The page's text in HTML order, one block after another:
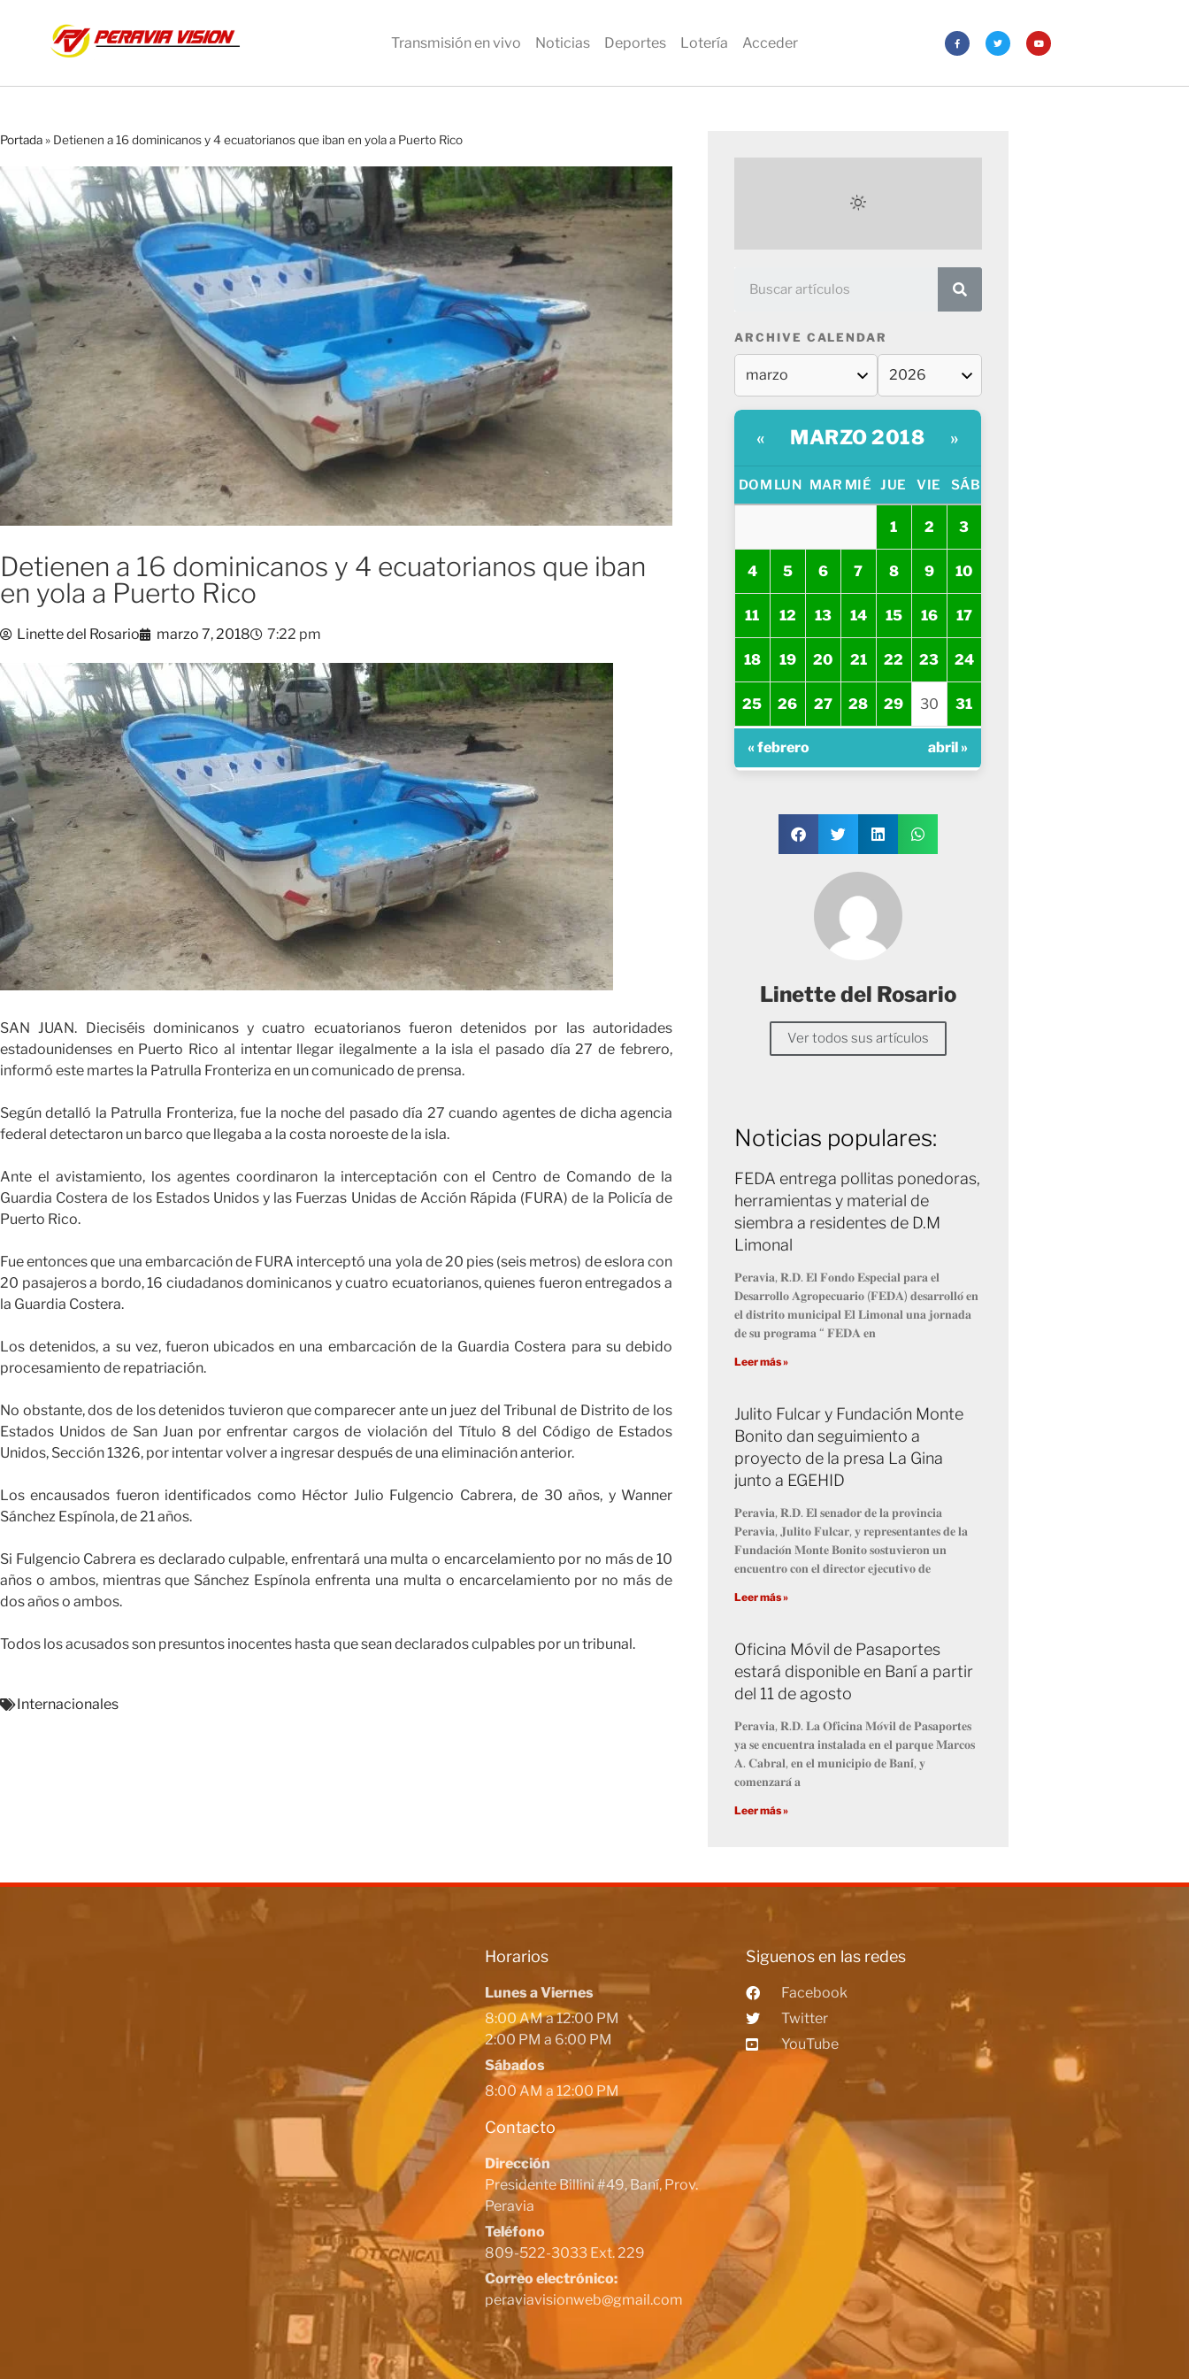
Transmisión en vivo Noticias Deportes Lotería Acceder
Portada» Detienen a 16 dominicanos y 4 ecuatorianos que iban en yola a Puerto Rico
Detienen a 16 dominicanos y 4 ecuatorianos que iban
en yola a Puerto Rico
Linette del Rosario marzo 7, 2018 7:22 pm
SAN JUAN. Dieciséis dominicanos y cuatro ecuatorianos fueron detenidos por las autoridades
estadounidenses en Puerto Rico al intentar llegar ilegalmente a la isla el pasado día 27 de febrero,
informó este martes la Patrulla Fronteriza en un comunicado de prensa.
Según detalló la Patrulla Fronteriza, fue la noche del pasado día 27 cuando agentes de dicha agencia
federal detectaron un barco que llegaba a la costa noroeste de la isla.
Ante el avistamiento, los agentes coordinaron la interceptación con el Centro de Comando de la
Guardia Costera de los Estados Unidos y las Fuerzas Unidas de Acción Rápida (FURA) de la Policía de
Puerto Rico.
Fue entonces que una embarcación de FURA interceptó una yola de 20 pies (seis metros) de eslora con
20 pasajeros a bordo, 16 ciudadanos dominicanos y cuatro ecuatorianos, quienes fueron entregados a
la Guardia Costera.
Los detenidos, a su vez, fueron ubicados en una embarcación de la Guardia Costera para su debido
procesamiento de repatriación.
No obstante, dos de los detenidos tuvieron que comparecer ante un juez del Tribunal de Distrito de los
Estados Unidos de San Juan por enfrentar cargos de violación del Título 8 del Código de Estados
Unidos, Sección 1326, por intentar volver a ingresar después de una eliminación anterior.
Los encausados fueron identificados como Héctor Julio Fulgencio Cabrera, de 30 años, y Wanner
Sánchez Espínola, de 21 años.
Si Fulgencio Cabrera es declarado culpable, enfrentará una multa o encarcelamiento por no más de 10
años o ambos, mientras que Sánchez Espínola enfrenta una multa o encarcelamiento por no más de
dos años o ambos.
Todos los acusados son presuntos inocentes hasta que sean declarados culpables por un tribunal.
Internacionales
ARCHIVE CALENDAR
« MARZO 2018 »
DOM LUN MAR MIÉ JUE VIE SÁB
1 2 3
4 5 6 7 8 9 10
11 12 13 14 15 16 17
18 19 20 21 22 23 24
25 26 27 28 29 30 31
« febrero abril »
Linette del Rosario
Ver todos sus artículos
Noticias populares:
FEDA entrega pollitas ponedoras,
herramientas y material de
siembra a residentes de D.M
Limonal
𝐏𝐞𝐫𝐚𝐯𝐢𝐚, 𝐑.𝐃. 𝐄𝐥 𝐅𝐨𝐧𝐝𝐨 𝐄𝐬𝐩𝐞𝐜𝐢𝐚𝐥 𝐩𝐚𝐫𝐚 𝐞𝐥
𝐃𝐞𝐬𝐚𝐫𝐫𝐨𝐥𝐥𝐨 𝐀𝐠𝐫𝐨𝐩𝐞𝐜𝐮𝐚𝐫𝐢𝐨 (𝐅𝐄𝐃𝐀) 𝐝𝐞𝐬𝐚𝐫𝐫𝐨𝐥𝐥𝐨́ 𝐞𝐧
𝐞𝐥 𝐝𝐢𝐬𝐭𝐫𝐢𝐭𝐨 𝐦𝐮𝐧𝐢𝐜𝐢𝐩𝐚𝐥 𝐄𝐥 𝐋𝐢𝐦𝐨𝐧𝐚𝐥 𝐮𝐧𝐚 𝐣𝐨𝐫𝐧𝐚𝐝𝐚
𝐝𝐞 𝐬𝐮 𝐩𝐫𝐨𝐠𝐫𝐚𝐦𝐚 “ 𝐅𝐄𝐃𝐀 𝐞𝐧
Leer más »
Julito Fulcar y Fundación Monte
Bonito dan seguimiento a
proyecto de la presa La Gina
junto a EGEHID
𝐏𝐞𝐫𝐚𝐯𝐢𝐚, 𝐑.𝐃. 𝐄𝐥 𝐬𝐞𝐧𝐚𝐝𝐨𝐫 𝐝𝐞 𝐥𝐚 𝐩𝐫𝐨𝐯𝐢𝐧𝐜𝐢𝐚
𝐏𝐞𝐫𝐚𝐯𝐢𝐚, 𝐉𝐮𝐥𝐢𝐭𝐨 𝐅𝐮𝐥𝐜𝐚𝐫, 𝐲 𝐫𝐞𝐩𝐫𝐞𝐬𝐞𝐧𝐭𝐚𝐧𝐭𝐞𝐬 𝐝𝐞 𝐥𝐚
𝐅𝐮𝐧𝐝𝐚𝐜𝐢𝐨́𝐧 𝐌𝐨𝐧𝐭𝐞 𝐁𝐨𝐧𝐢𝐭𝐨 𝐬𝐨𝐬𝐭𝐮𝐯𝐢𝐞𝐫𝐨𝐧 𝐮𝐧
𝐞𝐧𝐜𝐮𝐞𝐧𝐭𝐫𝐨 𝐜𝐨𝐧 𝐞𝐥 𝐝𝐢𝐫𝐞𝐜𝐭𝐨𝐫 𝐞𝐣𝐞𝐜𝐮𝐭𝐢𝐯𝐨 𝐝𝐞
Leer más »
Oficina Móvil de Pasaportes
estará disponible en Baní a partir
del 11 de agosto
𝐏𝐞𝐫𝐚𝐯𝐢𝐚, 𝐑.𝐃. 𝐋𝐚 𝐎𝐟𝐢𝐜𝐢𝐧𝐚 𝐌𝐨́𝐯𝐢𝐥 𝐝𝐞 𝐏𝐚𝐬𝐚𝐩𝐨𝐫𝐭𝐞𝐬
𝐲𝐚 𝐬𝐞 𝐞𝐧𝐜𝐮𝐞𝐧𝐭𝐫𝐚 𝐢𝐧𝐬𝐭𝐚𝐥𝐚𝐝𝐚 𝐞𝐧 𝐞𝐥 𝐩𝐚𝐫𝐪𝐮𝐞 𝐌𝐚𝐫𝐜𝐨𝐬
𝐀. 𝐂𝐚𝐛𝐫𝐚𝐥, 𝐞𝐧 𝐞𝐥 𝐦𝐮𝐧𝐢𝐜𝐢𝐩𝐢𝐨 𝐝𝐞 𝐁𝐚𝐧𝐢́, 𝐲
𝐜𝐨𝐦𝐞𝐧𝐳𝐚𝐫𝐚́ 𝐚
Leer más »
Horarios
Lunes a Viernes
8:00 AM a 12:00 PM
2:00 PM a 6:00 PM
Sábados
8:00 AM a 12:00 PM
Contacto
Dirección
Presidente Billini #49, Baní, Prov.
Peravia
Teléfono
809-522-3033 Ext. 229
Correo electrónico:
peraviavisionweb@gmail.com
Siguenos en las redes
Facebook
Twitter
YouTube